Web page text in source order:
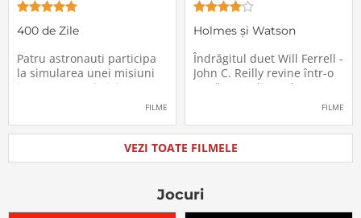
400 de Zile
Patru astronauti participa
la simularea unei misiuni
in care sunt trimisi pe o
psihologice pe care le are
calatoria in spatiu. Starea
mentala a astronautilor
FILME
Holmes și Watson
Îndrăgitul duet Will Ferrell -
John C. Reilly revine într-o
nouă comedie: Holmes &
Watson, povestea super-
Holmes și a asistentului
său, dr. Watson, inspirată
de romanul best-seller al
De data
FILME
VEZI TOATE FILMELE
Jocuri